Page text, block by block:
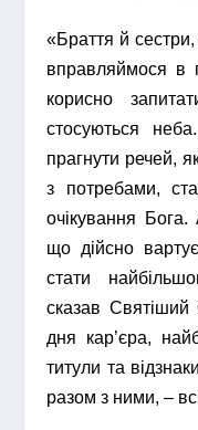
«Браття й
вправляймося в
корисно
стосуються
прагнути речей,
з потребами,
очікування
що дійсно
стати
сказав
дня кар’єра,
титули та
разом з ними, –